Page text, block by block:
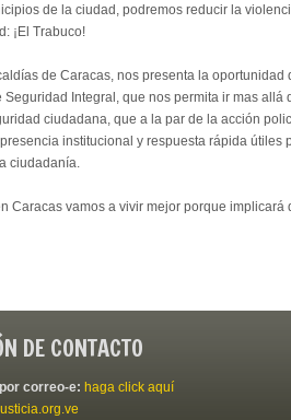
de la ciudad, podremos reducir la
¡El Trabuco!
de Caracas, nos presenta la oportunidad
Integral, que nos permita ir mas allá
ciudadana, que a la par de la acción
institucional y respuesta rápida útiles
ciudadanía.
Caracas vamos a vivir mejor porque implicará
DE CONTACTO
correo-e: haga click aquí